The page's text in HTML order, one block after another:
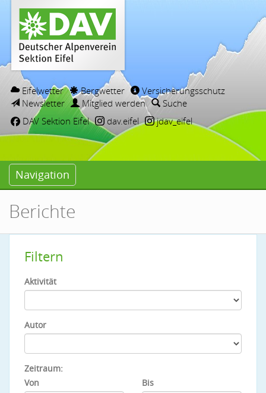
Eifelwetter Bergwetter
Versicherungsschutz
Newsletter
Mitglied werden
Suche
DAV Sektion Eifel
dav.eifel jdav_eifel
Navigation
Berichte
Filtern
Aktivität
Autor
Zeitraum:
Von
Bis